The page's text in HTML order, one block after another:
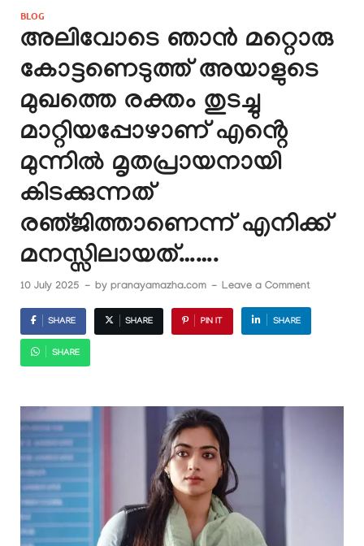
BLOG
അലിവോടെ ഞാൻ മറ്റൊരു
കോട്ടണെടുത്ത് അയാളുടെ
മുഖത്തെ രക്തം തുടച്ചു
മാറ്റിയപ്പോഴാണ് എൻ്റെ
മുന്നിൽ മൃതപ്രായനായി
കിടക്കുന്നത്
രഞ്‌ജിത്താണെന്ന് എനിക്ക്
മനസ്സിലായത്…….
10 July 2025 - by pranayamazha.com - Leave a Comment
SHARE SHARE PIN IT SHARE
SHARE